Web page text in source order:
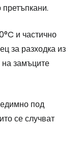
и частично
за разходка из
замъците
под
се случват